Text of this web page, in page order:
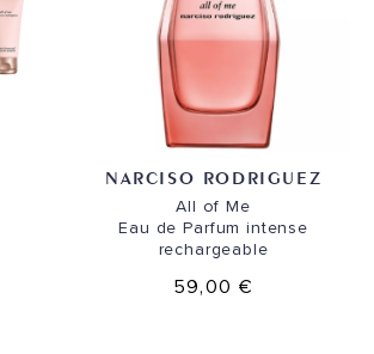
NARCISO RODRIGUEZ
All of Me
Eau de Parfum intense
rechargeable
59,00 €